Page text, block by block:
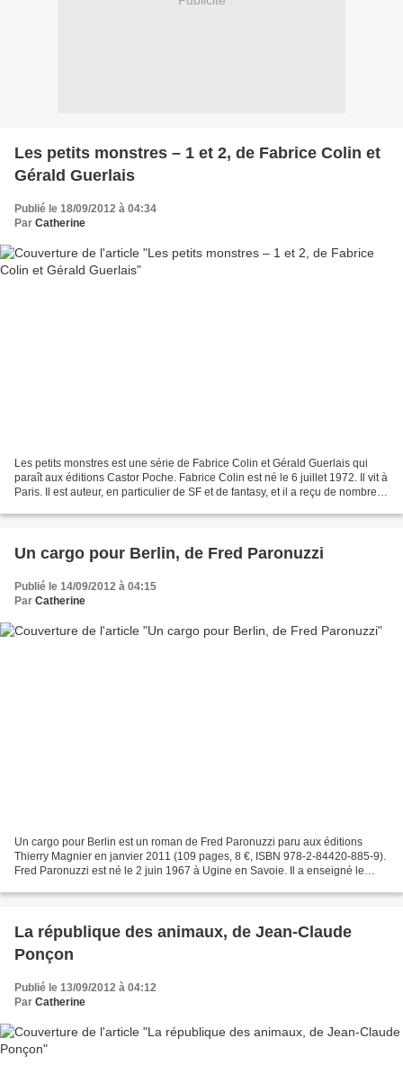
Les petits monstres – 1 et 2, de Fabrice Colin et
Gérald Guerlais
Publié le 18/09/2012 à 04:34
Par Catherine
Les petits monstres est une série de Fabrice Colin et Gérald Guerlais qui
paraît aux éditions Castor Poche. Fabrice Colin est né le 6 juillet 1972. Il vit à
Paris. Il est auteur, en particulier de SF et de fantasy, et il a reçu de nombreux
Un cargo pour Berlin, de Fred Paronuzzi
Publié le 14/09/2012 à 04:15
Par Catherine
Un cargo pour Berlin est un roman de Fred Paronuzzi paru aux éditions
Thierry Magnier en janvier 2011 (109 pages, 8 €, ISBN 978-2-84420-885-9).
Fred Paronuzzi est né le 2 juin 1967 à Ugine en Savoie. Il a enseigné le
La république des animaux, de Jean-Claude
Ponçon
Publié le 13/09/2012 à 04:12
Par Catherine